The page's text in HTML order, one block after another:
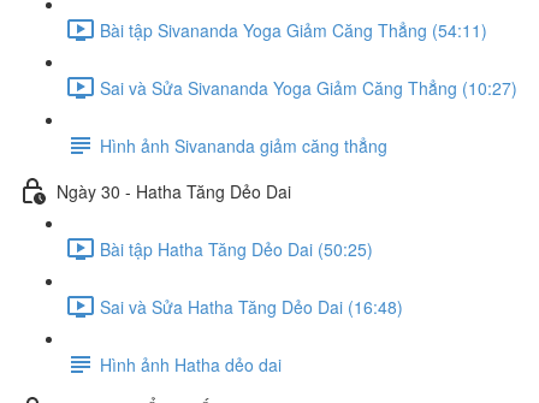
Bài tập Sivananda Yoga Giảm Căng Thẳng (54:11)
Sai và Sửa Sivananda Yoga Giảm Căng Thẳng (10:27)
Hình ảnh Sivananda giảm căng thẳng
Ngày 30 - Hatha Tăng Dẻo Dai
Bài tập Hatha Tăng Dẻo Dai (50:25)
Sai và Sửa Hatha Tăng Dẻo Dai (16:48)
Hình ảnh Hatha dẻo dai